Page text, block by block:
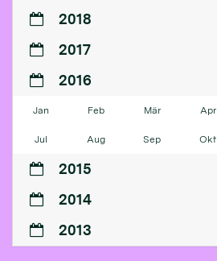
2018
2017
2016
Jan Feb Mär Apr
Jul Aug Sep Okt
2015
2014
2013